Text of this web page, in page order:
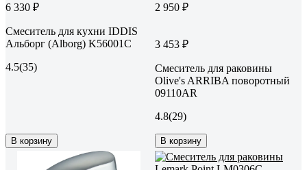
6 330 ₽
Смеситель для кухни IDDIS
Альборг (Alborg) K56001C
4.5(35)
В корзину
2 950 ₽
3 453 ₽
Смеситель для раковины
Olive's ARRIBA поворотный
09110AR
4.8(29)
В корзину